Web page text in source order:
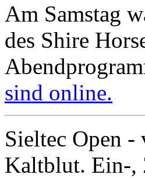
Am Samstag
des Shire
sind online.
Sieltec Open -
Kaltblut. Ein-,